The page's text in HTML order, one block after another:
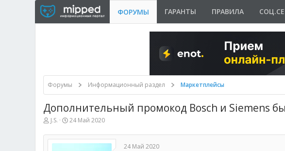
ФОРУМЫ ГАРАНТЫ ПРАВИЛА
Форумы Информационный раздел Маркетплейсы
Дополнительный промокод Bosch и Siemens
А
т
о
J.S.
Д
т
а
24 Май 2020
24 Май 2020